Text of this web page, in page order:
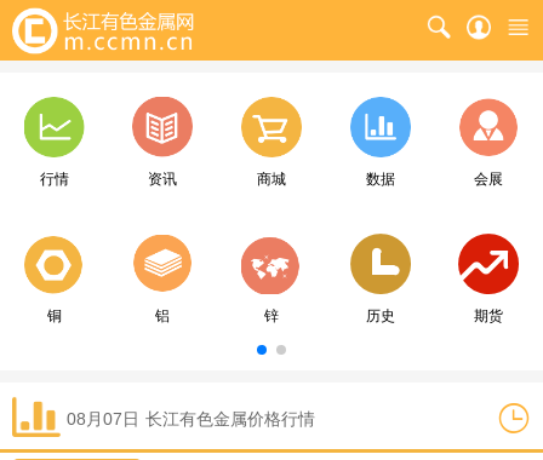
行情 资讯 商城 数据 会展
铜 铝 锌 历史 期货
08月07日 长江有色金属价格行情